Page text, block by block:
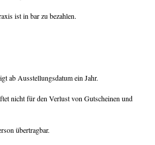
ist in bar zu bezahlen.
ab Ausstellungsdatum ein Jahr.
nicht für den Verlust von Gutscheinen und
übertragbar.